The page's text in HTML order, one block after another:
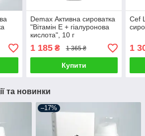
Demax Активна сироватка
"Вітамін Е + гіалуронова
кислота", 10 г
1 185₴ 1 365 ₴
Купити
Cef
1
та новинки
–17%